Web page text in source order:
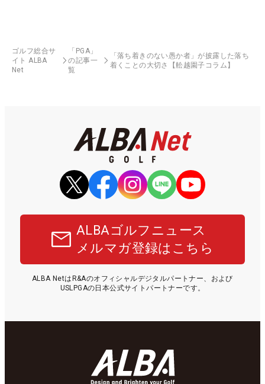
ゴルフ総合サ
イト ALBA
Net
「PGA」
の記事一
覧
「落ち着きのない愚か者」が披露した落ち
着くことの大切さ【舩越園子コラム】
ALBAゴルフニュース
メルマガ登録はこちら
ALBA NetはR&Aのオフィシャルデジタルパートナー、および
USLPGAの日本公式サイトパートナーです。